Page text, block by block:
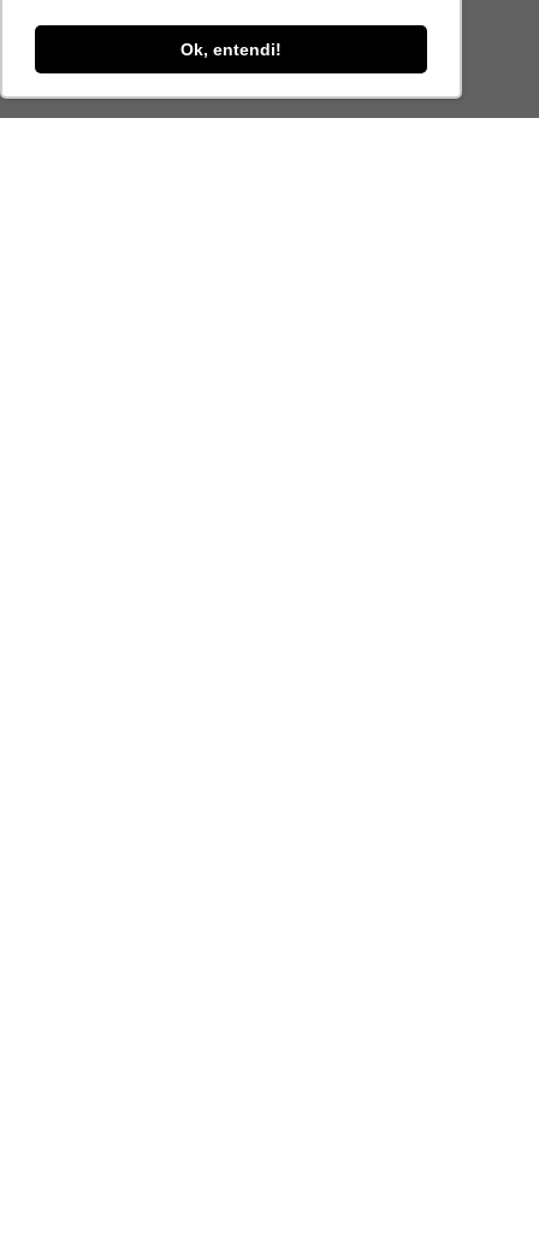
Ok, entendi!